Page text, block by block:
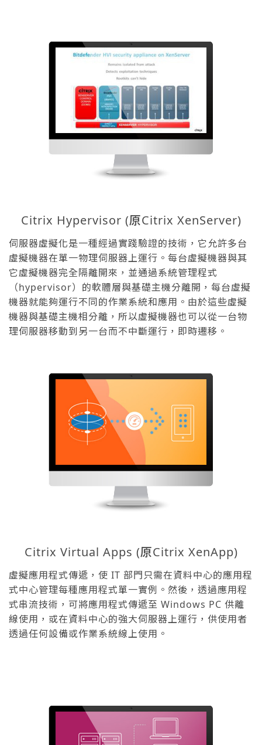
Citrix Hypervisor (原Citrix XenServer)
伺服器虛擬化是一種經過實踐驗證的技術，它允許多台
虛擬機器在單一物理伺服器上運行。每台虛擬機器與其
它虛擬機器完全隔離開來，並通過系統管理程式
（hypervisor）的軟體層與基礎主機分離開，每台虛擬
機器就能夠運行不同的作業系統和應用。由於這些虛擬
機器與基礎主機相分離，所以虛擬機器也可以從一台物
理伺服器移動到另一台而不中斷運行，即時遷移。
Citrix Virtual Apps (原Citrix XenApp)
虛擬應用程式傳遞，使 IT 部門只需在資料中心的應用程
式中心管理每種應用程式單一實例。然後，透過應用程
式串流技術，可將應用程式傳遞至 Windows PC 供離
線使用，或在資料中心的強大伺服器上運行，供使用者
透過任何設備或作業系統線上使用。